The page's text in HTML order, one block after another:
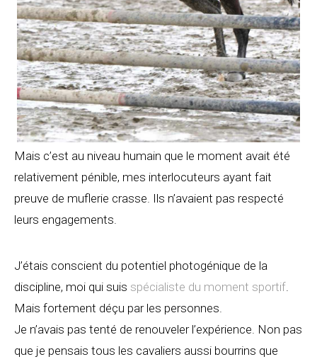
Mais c’est au niveau humain que le moment avait été
relativement pénible, mes interlocuteurs ayant fait
preuve de muflerie crasse. Ils n’avaient pas respecté
leurs engagements.
J’étais conscient du potentiel photogénique de la
discipline, moi qui suis spécialiste du moment sportif.
Mais fortement déçu par les personnes.
Je n’avais pas tenté de renouveler l’expérience. Non pas
que je pensais tous les cavaliers aussi bourrins que